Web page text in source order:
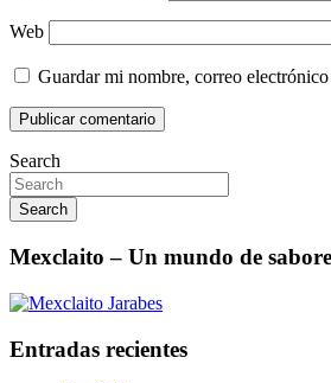
Web
Guardar mi nombre, correo
Search
Search
Mexclaito – Un mundo de
Entradas recientes